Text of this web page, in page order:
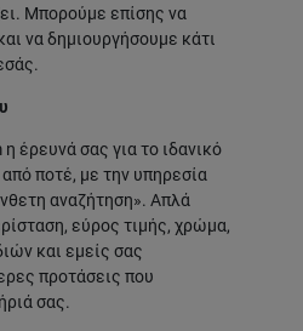
Μπορούμε επίσης να
να δημιουργήσουμε κάτι
έρευνά σας για το ιδανικό
ποτέ, με την υπηρεσία
αναζήτηση». Απλά
εύρος τιμής, χρώμα,
και εμείς σας
προτάσεις που
σας.